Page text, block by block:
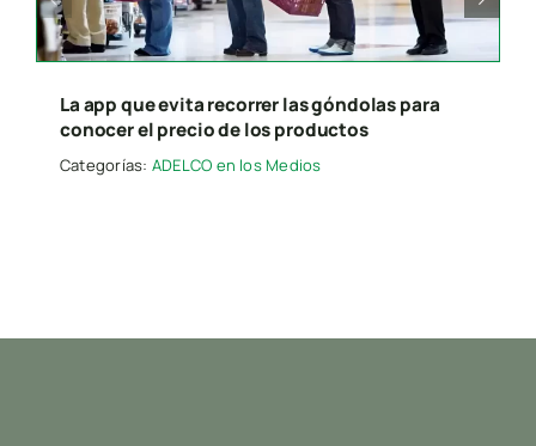
La app que evita recorrer las góndolas para
conocer el precio de los productos
Categorías: ADELCO en los Medios
Presione “ESC” para salir.